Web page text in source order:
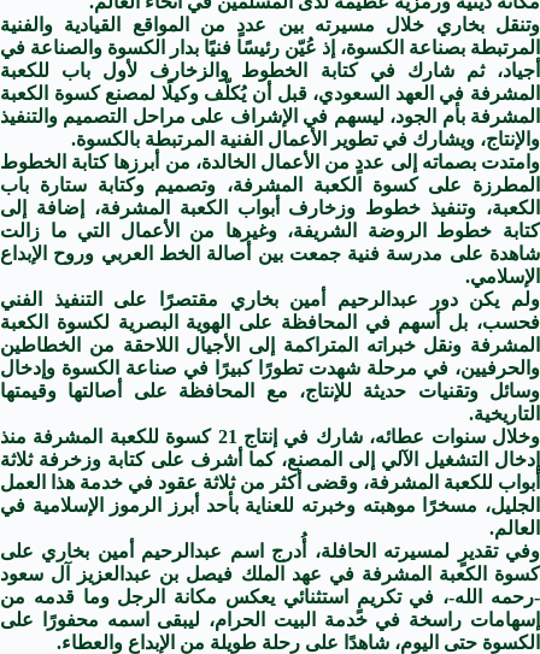
وتنقل بخاري خلال مسيرته بين عددٍ من المواقع القيادية والفنية
المرتبطة بصناعة الكسوة، إذ عُيّن رئيسًا فنيًا بدار الكسوة والصناعة في
أجياد، ثم شارك في كتابة الخطوط والزخارف لأول باب للكعبة
المشرفة في العهد السعودي، قبل أن يُكلّف وكيلًا لمصنع كسوة الكعبة
المشرفة بأم الجود، ليسهم في الإشراف على مراحل التصميم والتنفيذ
والإنتاج، ويشارك في تطوير الأعمال الفنية المرتبطة بالكسوة.
وامتدت بصماته إلى عددٍ من الأعمال الخالدة، من أبرزها كتابة الخطوط
المطرزة على كسوة الكعبة المشرفة، وتصميم وكتابة ستارة باب
الكعبة، وتنفيذ خطوط وزخارف أبواب الكعبة المشرفة، إضافة إلى
كتابة خطوط الروضة الشريفة، وغيرها من الأعمال التي ما زالت
شاهدة على مدرسة فنية جمعت بين أصالة الخط العربي وروح الإبداع
الإسلامي.
ولم يكن دور عبدالرحيم أمين بخاري مقتصرًا على التنفيذ الفني
فحسب، بل أسهم في المحافظة على الهوية البصرية لكسوة الكعبة
المشرفة ونقل خبراته المتراكمة إلى الأجيال اللاحقة من الخطاطين
والحرفيين، في مرحلة شهدت تطورًا كبيرًا في صناعة الكسوة وإدخال
وسائل وتقنيات حديثة للإنتاج، مع المحافظة على أصالتها وقيمتها
التاريخية.
وخلال سنوات عطائه، شارك في إنتاج 21 كسوة للكعبة المشرفة منذ
إدخال التشغيل الآلي إلى المصنع، كما أشرف على كتابة وزخرفة ثلاثة
أبواب للكعبة المشرفة، وقضى أكثر من ثلاثة عقود في خدمة هذا العمل
الجليل، مسخرًا موهبته وخبرته للعناية بأحد أبرز الرموز الإسلامية في
العالم.
وفي تقديرٍ لمسيرته الحافلة، أُدرج اسم عبدالرحيم أمين بخاري على
كسوة الكعبة المشرفة في عهد الملك فيصل بن عبدالعزيز آل سعود
-رحمه الله-، في تكريمٍ استثنائي يعكس مكانة الرجل وما قدمه من
إسهامات راسخة في خدمة البيت الحرام، ليبقى اسمه محفورًا على
الكسوة حتى اليوم، شاهدًا على رحلة طويلة من الإبداع والعطاء.